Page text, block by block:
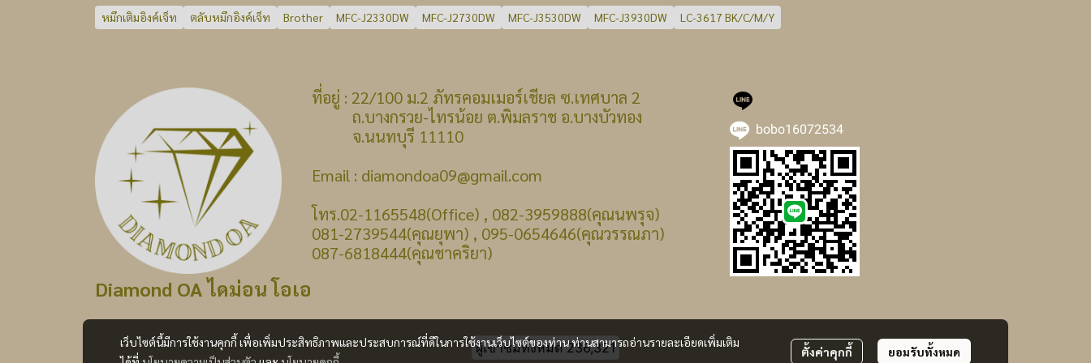
หมึกเติมอิงค์เจ็ท ตลับหมึกอิงค์เจ็ท Brother MFC-J2330DW MFC-J2730DW MFC-J3530DW MFC-J3930DW LC-3617 BK/C/M/Y
เว็บไซต์นี้มีการใช้งานคุกกี้ เพื่อเพิ่มประสิทธิภาพและประสบการณ์ที่ดีในการใช้งานเว็บไซต์ของท่าน ท่านสามารถอ่านรายละเอียดเพิ่มเติม
ตั้งค่าคุกกี้ ยอมรับทั้งหมด
Diamond OA ไดม่อน โอเอ
ที่อยู่ : 22/100 ม.2 ภัทรคอมเมอร์เชียล ซ.เทศบาล 2
ถ.บางกรวย-ไทรน้อย ต.พิมลราช อ.บางบัวทอง
จ.นนทบุรี 11110
Email : diamondoa09@gmail.com
โทร.02-1165548(Office) , 082-3959888(คุณนพรุจ)
081-2739544(คุณยุพา) , 095-0654646(คุณวรรณภา)
087-6818444(คุณชาคริยา)
bobo16072534
ผู้เข้าชมวันนี้228